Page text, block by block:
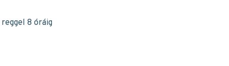
8 óráig